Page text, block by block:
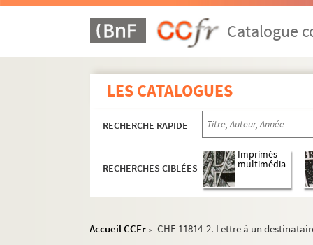
Catalogue
LES CATALOGUES
RECHERCHE RAPIDE
RECHERCHES CIBLÉES
Imprimés
multimédia
Accueil CCFr > CHE 11814-2. Lettre à un